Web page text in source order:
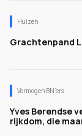
Huizen
Grachtenpand
Vermogen BN’ers
Yves Berendse
rijkdom, die